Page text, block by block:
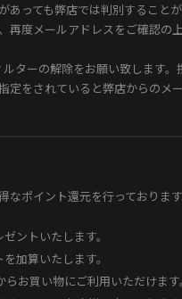
あっても弊店では判別すること
再度メールアドレスをご確認の
ターの解除をお願い致します。
定をされていると弊店からのメ
なポイント還元を行っておりま
ントいたします。
加算いたします。
お買い物にご利用いただけます